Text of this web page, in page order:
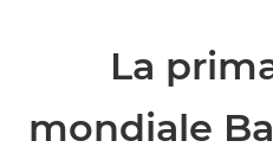
La
mondiale